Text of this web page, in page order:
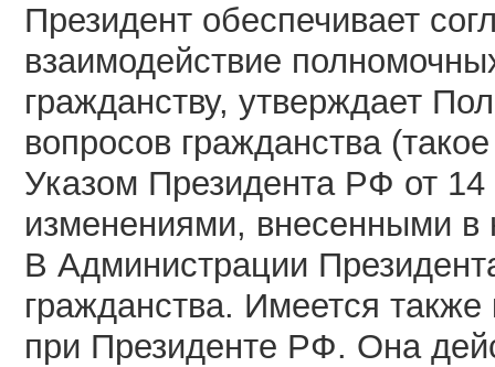
Президент обеспечивает
взаимодействие
гражданству, утверждает
вопросов гражданства
Указом Президента РФ от 14
изменениями, внесенными в
В Администрации
гражданства. Имеется
при Президенте РФ. Она